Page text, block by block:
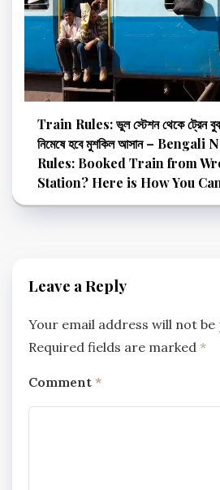
Train Rules: ভুল স্টেশন থেকে ট্রেন
নিমেষে হবে মুশকিল আসান –
Rules: Booked Train from
Station? Here is How You
Leave a Reply
Your email address will not be
Required fields are marked *
Comment *